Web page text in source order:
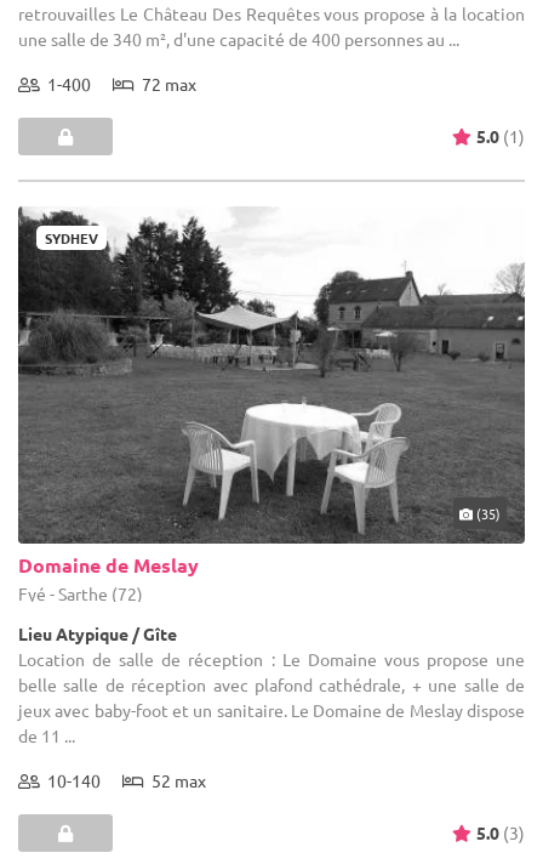
retrouvailles Le Château Des Requêtes vous propose à la location
une salle de 340 m², d'une capacité de 400 personnes au ...
1-400 72 max
5.0 (1)
SYDHEV
(35)
Domaine de Meslay
Fyé - Sarthe (72)
Lieu Atypique / Gîte
Location de salle de réception : Le Domaine vous propose une
belle salle de réception avec plafond cathédrale, + une salle de
jeux avec baby-foot et un sanitaire. Le Domaine de Meslay dispose
de 11 ...
10-140 52 max
5.0 (3)